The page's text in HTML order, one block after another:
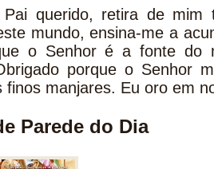
Pai querido, retira de mim
mundo, ensina-me a
o Senhor é a fonte do
porque o Senhor
finos manjares. Eu oro em
Parede do Dia